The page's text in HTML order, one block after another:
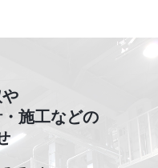
施工などの